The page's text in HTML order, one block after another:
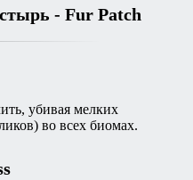
- Fur Patch
убивая мелких
во всех биомах.